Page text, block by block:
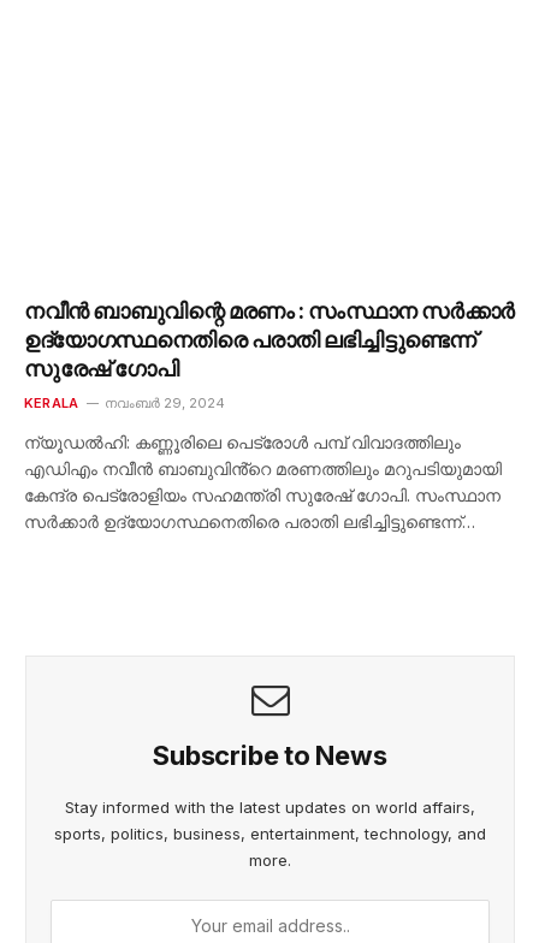
നവീൻ ബാബുവിന്റെ മരണം : സംസ്ഥാന സർക്കാർ
ഉദ്യോ​ഗസ്ഥനെതിരെ പരാതി ലഭിച്ചിട്ടുണ്ടെന്ന്
സുരേഷ് ഗോപി
KERALA നവംബർ 29, 2024
ന്യൂഡൽഹി: കണ്ണൂരിലെ പെട്രോൾ പമ്പ് വിവാദത്തിലും
എഡിഎം നവീൻ ബാബുവിൻ്റെ മരണത്തിലും മറുപടിയുമായി
കേന്ദ്ര പെട്രോളിയം സഹമന്ത്രി സുരേഷ് ​ഗോപി. സംസ്ഥാന
സർക്കാർ ഉദ്യോ​ഗസ്ഥനെതിരെ പരാതി ലഭിച്ചിട്ടുണ്ടെന്ന്…
Subscribe to News
Stay informed with the latest updates on world affairs,
sports, politics, business, entertainment, technology, and
more.